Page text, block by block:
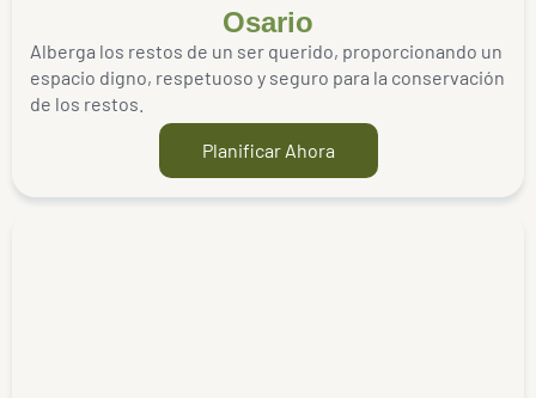
Osario
Alberga los restos de un ser querido, proporcionando un
espacio digno, respetuoso y seguro para la conservación
de los restos.
Planificar Ahora